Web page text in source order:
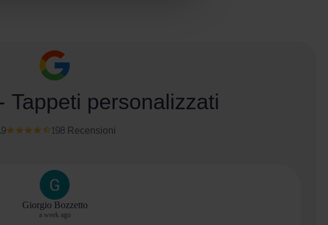
Tappeti personalizzati
198 Recensioni
Giorgio Bozzetto
a week ago